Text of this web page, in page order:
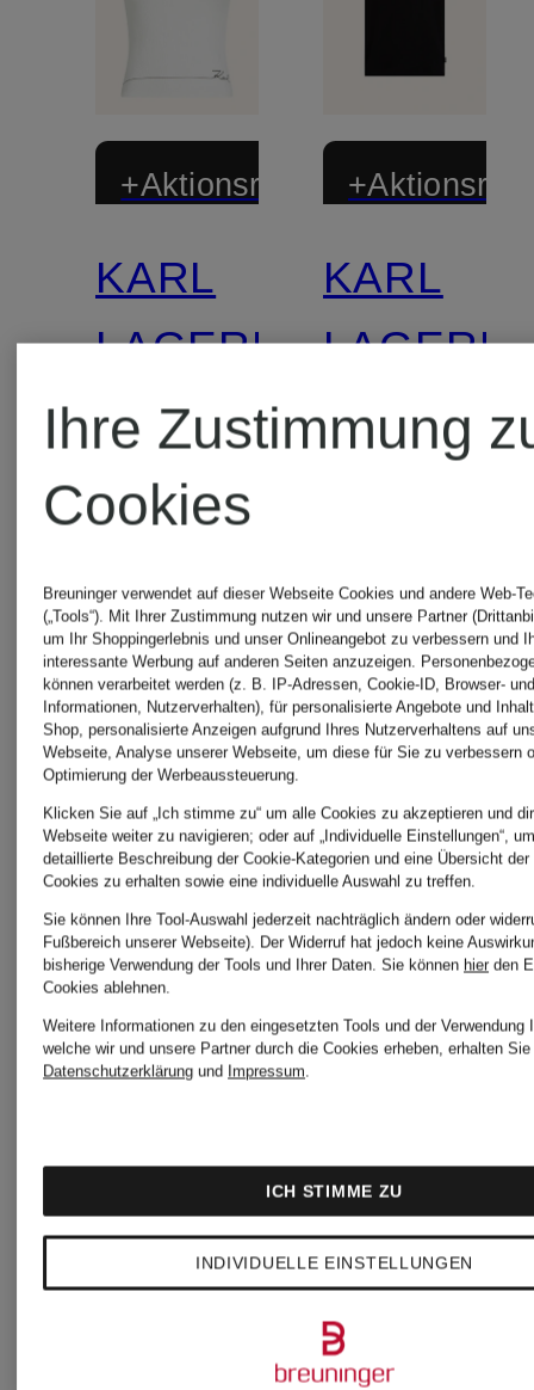
+Aktionsrabatt
KARL
LAGERFELD
Top
Bestpreis:
34,50 €
Ursprünglich:
69 €
KARL
T-shirt
Bestpreis:
49,50 €
99 €
Ihre Zustimmung
Cookies
Breuninger verwendet auf dieser Webseite Cookies und andere Web-
(„Tools“). Mit Ihrer Zustimmung nutzen wir und unsere Partner
um Ihr Shoppingerlebnis und unser Onlineangebot zu verbessern und
interessante Werbung auf anderen Seiten anzuzeigen.
können verarbeitet werden (z. B. IP-Adressen, Cookie-ID, Browser-
Informationen, Nutzerverhalten), für personalisierte Angebote und
Shop, personalisierte Anzeigen aufgrund Ihres Nutzerverhaltens auf
Webseite, Analyse unserer Webseite, um diese für Sie zu verbessern
Optimierung der Werbeaussteuerung.
Klicken Sie auf „Ich stimme zu“ um alle Cookies zu akzeptieren und
Webseite weiter zu navigieren; oder auf „Individuelle Einstellungen“,
detaillierte Beschreibung der Cookie-Kategorien und eine Übersicht
Cookies zu erhalten sowie eine individuelle Auswahl zu treffen.
Sie können Ihre Tool-Auswahl jederzeit nachträglich ändern oder
Fußbereich unserer Webseite). Der Widerruf hat jedoch keine
bisherige Verwendung der Tools und Ihrer Daten. Sie können hier den
Cookies ablehnen.
Weitere Informationen zu den eingesetzten Tools und der Verwendung
welche wir und unsere Partner durch die Cookies erheben, erhalten
Datenschutzerklärung und Impressum.
INDIVIDUELLE EINSTELLUNGEN
ICH STIMME ZU